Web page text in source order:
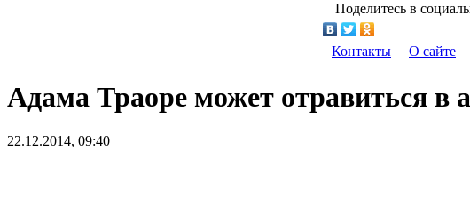
Поделитесь в
Контакты О сайте
Адама Траоре может отравиться в
22.12.2014, 09:40